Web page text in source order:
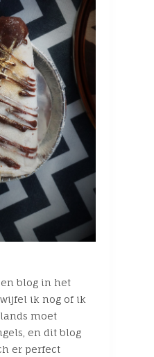
blog in het
ik nog of ik
moet
en dit blog
er perfect